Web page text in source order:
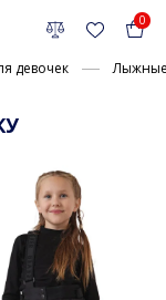
0
девочек